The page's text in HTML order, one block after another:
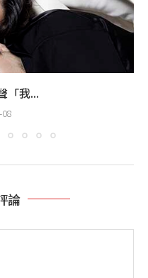
「我...
論